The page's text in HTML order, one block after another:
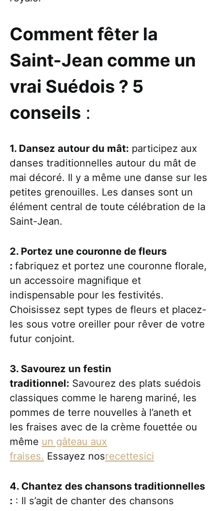
Comment fêter la
Saint-Jean comme un
vrai Suédois ? 5
conseils :
1. Dansez autour du mât: participez aux
danses traditionnelles autour du mât de
mai décoré. Il y a même une danse sur les
petites grenouilles. Les danses sont un
élément central de toute célébration de la
Saint-Jean.
2. Portez une couronne de fleurs
: fabriquez et portez une couronne florale,
un accessoire magnifique et
indispensable pour les festivités.
Choisissez sept types de fleurs et placez-
les sous votre oreiller pour rêver de votre
futur conjoint.
3. Savourez un festin
traditionnel: Savourez des plats suédois
classiques comme le hareng mariné, les
pommes de terre nouvelles à l’aneth et
les fraises avec de la crème fouettée ou
même un gâteau aux
fraises. Essayez nosrecettesici
4. Chantez des chansons traditionnelles
: : Il s’agit de chanter des chansons